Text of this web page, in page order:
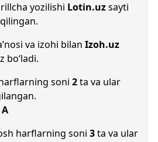
yozilishi Lotin.uzsayti
va izohi bilan Izoh.uz
bo‘ladi.
soni 2ta va ular
harflarning soni 3ta va ular